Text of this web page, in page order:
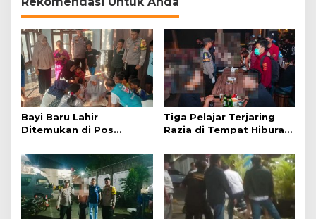
Bayi Baru Lahir
Ditemukan di Pos
Tiga Pelajar Terjaring
Razia di Tempat Hiburan